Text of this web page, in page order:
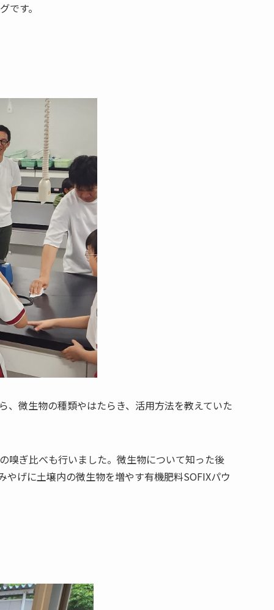
す。
、微生物の種類やはたらき、活用方法を教えていた
嗅ぎ比べも行いました。微生物について知った後
げに土壌内の微生物を増やす有機肥料SOFIXパウ